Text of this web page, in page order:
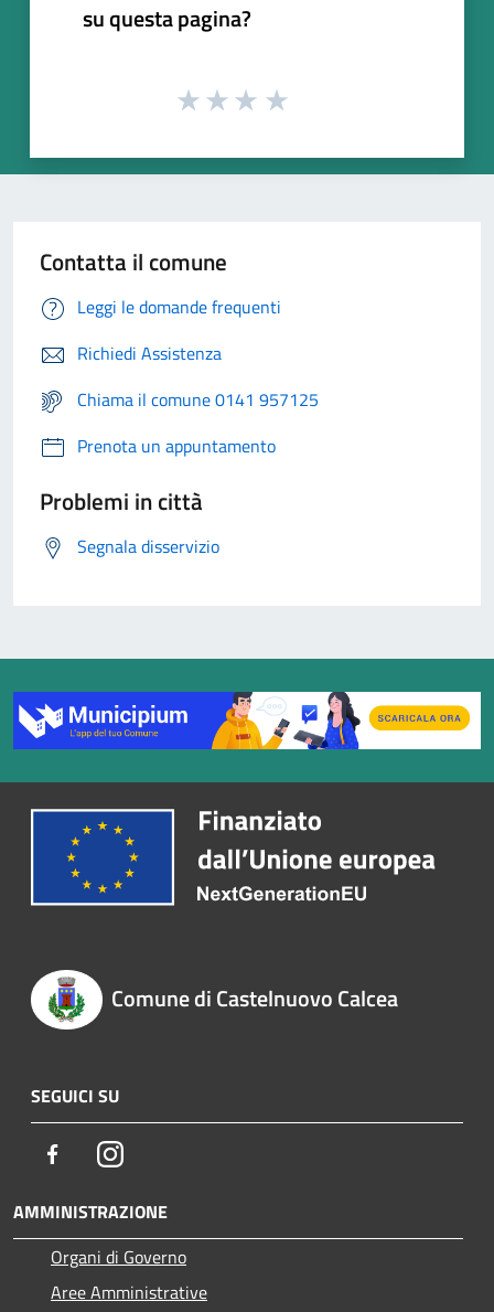
su questa pagina?
Contatta il comune
Leggi le domande frequenti
Richiedi Assistenza
Chiama il comune 0141 957125
Prenota un appuntamento
Problemi in città
Segnala disservizio
Comune di Castelnuovo Calcea
SEGUICI SU
FacebookInstagram
AMMINISTRAZIONE
Organi di Governo
Aree Amministrative